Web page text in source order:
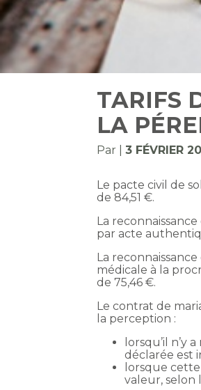
TARIFS
LA
Par |3 FÉVRIER
Le pacte civil de
de 84,51 €.
La
par acte
La
médicale à la
de 75,46 €.
Le contrat de
la perception :
lorsqu’il n’y
déclarée est
lorsque
valeur, selon